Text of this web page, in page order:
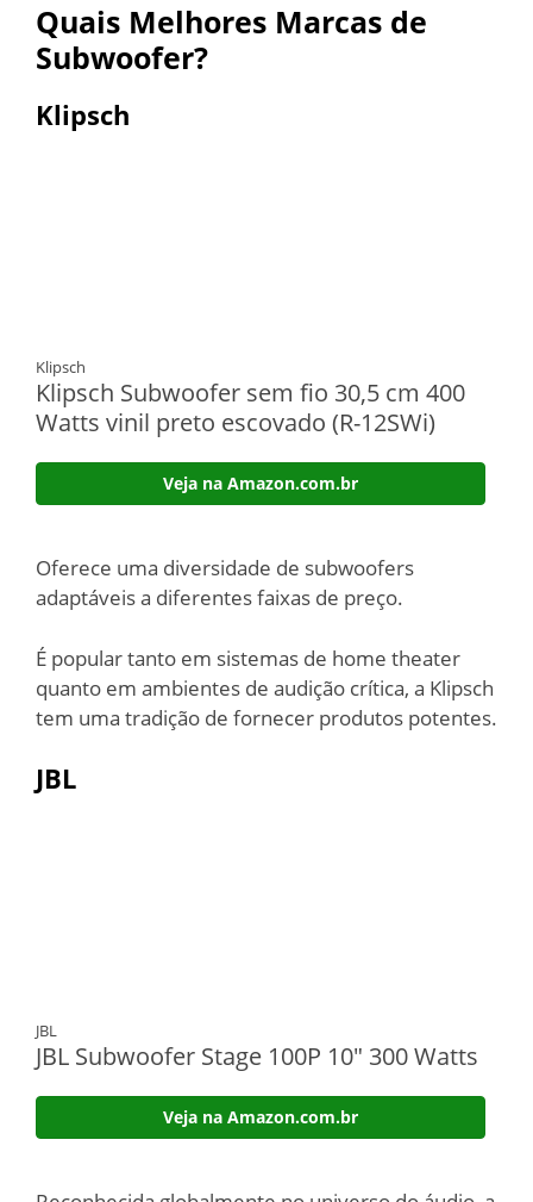
Quais Melhores Marcas de
Subwoofer?
Klipsch
Klipsch
Klipsch Subwoofer sem fio 30,5 cm 400
Watts vinil preto escovado (R-12SWi)
Veja na Amazon.com.br
Oferece uma diversidade de subwoofers
adaptáveis a diferentes faixas de preço.
É popular tanto em sistemas de home theater
quanto em ambientes de audição crítica, a Klipsch
tem uma tradição de fornecer produtos potentes.
JBL
JBL
JBL Subwoofer Stage 100P 10" 300 Watts
Veja na Amazon.com.br